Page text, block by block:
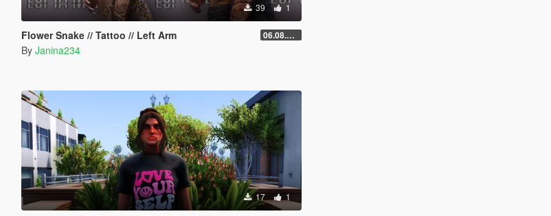
39 1
Flower Snake // Tattoo // Left Arm 06.08.2026
By Janina234
17 1